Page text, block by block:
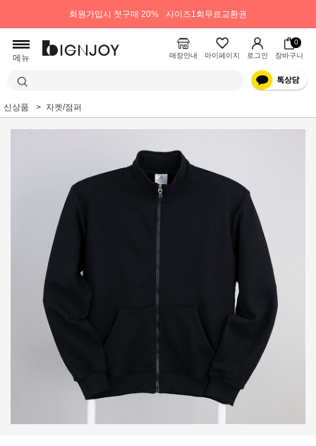
회원가입시 첫구매 20% 사이즈1회무료교환권
메뉴 매장안내 마이페이지 로그인
0
장바구니
신상품 자켓/점퍼